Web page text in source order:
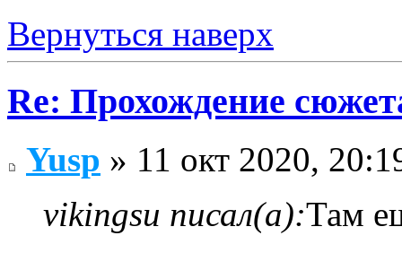
Вернуться наверх
Re: Прохождение
Yusp » 11 окт 2020,
vikingsu писал(а):Там